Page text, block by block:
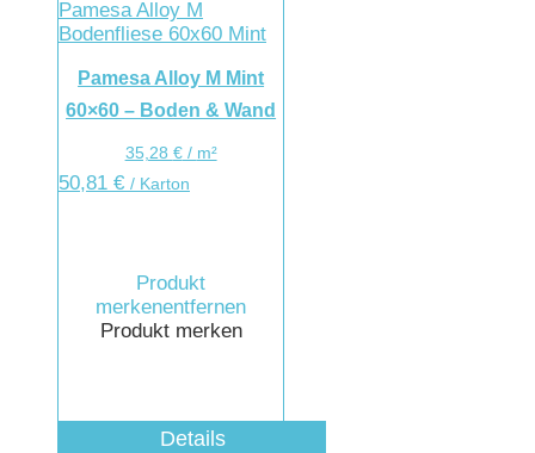
Pamesa Alloy M Mint
60×60 – Boden & Wand
35,28 €/ m²
50,81 € / Karton
Produkt
merkenentfernen
Produkt merken
Details